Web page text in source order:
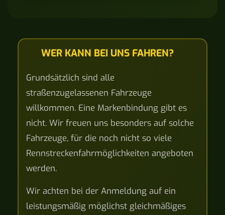
WER KANN BEI UNS FAHREN?
Grundsätzlich sind alle
straßenzugelassenen Fahrzeuge
willkommen. Eine Markenbindung gibt es
nicht. Wir freuen uns besonders auf solche
Fahrzeuge, für die noch nicht so viele
Rennstreckenfahrmöglichkeiten angeboten
werden.
Wir achten bei der Anmeldung auf ein
leistungsmäßig möglichst gleichmäßiges